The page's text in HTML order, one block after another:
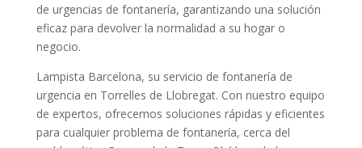
de urgencias de fontanería, garantizando una solución
eficaz para devolver la normalidad a su hogar o
negocio.
Lampista Barcelona, su servicio de fontanería de
urgencia en Torrelles de Llobregat. Con nuestro equipo
de expertos, ofrecemos soluciones rápidas y eficientes
para cualquier problema de fontanería, cerca del